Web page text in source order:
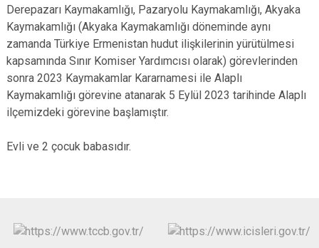
Derepazarı Kaymakamlığı, Pazaryolu Kaymakamlığı, Akyaka
Kaymakamlığı (Akyaka Kaymakamlığı döneminde aynı
zamanda Türkiye Ermenistan hudut ilişkilerinin yürütülmesi
kapsamında Sınır Komiser Yardımcısı olarak) görevlerinden
sonra 2023 Kaymakamlar Kararnamesi ile Alaplı
Kaymakamlığı görevine atanarak 5 Eylül 2023 tarihinde Alaplı
ilçemizdeki görevine başlamıştır.
Evli ve 2 çocuk babasıdır.